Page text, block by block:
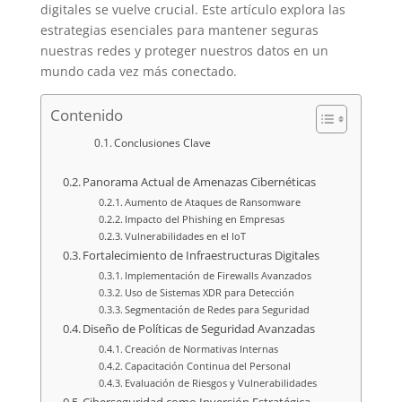
digitales se vuelve crucial. Este artículo explora las
estrategias esenciales para mantener seguras
nuestras redes y proteger nuestros datos en un
mundo cada vez más conectado.
Contenido
Conclusiones Clave
Panorama Actual de Amenazas Cibernéticas
Aumento de Ataques de Ransomware
Impacto del Phishing en Empresas
Vulnerabilidades en el IoT
Fortalecimiento de Infraestructuras Digitales
Implementación de Firewalls Avanzados
Uso de Sistemas XDR para Detección
Segmentación de Redes para Seguridad
Diseño de Políticas de Seguridad Avanzadas
Creación de Normativas Internas
Capacitación Continua del Personal
Evaluación de Riesgos y Vulnerabilidades